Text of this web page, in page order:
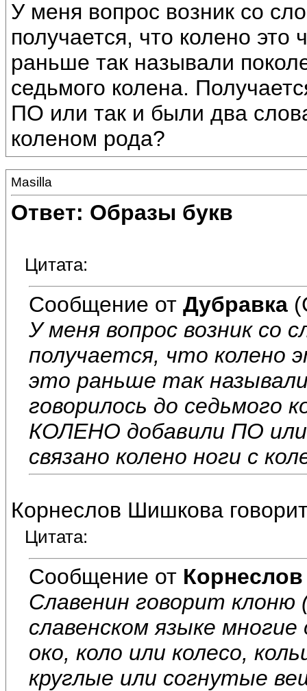
У меня вопрос возник со
получается, что колено это
раньше так называли
седьмого колена.
ПО или так и были два
коленом рода?
Masilla
Ответ: Образы букв
Цитата:
Сообщение от Дубравка
У меня вопрос возник
получается, что колено
это раньше так
говорилось до седьмого
КОЛЕНО добавили ПО или
связано колено ноги с
Корнеслов Шишкова
Цитата:
Сообщение от Корнеслов
Славенин говорит клоню
славенском языке
око, коло или колесо,
круглые или согнутые